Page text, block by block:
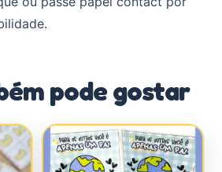
pode gostar